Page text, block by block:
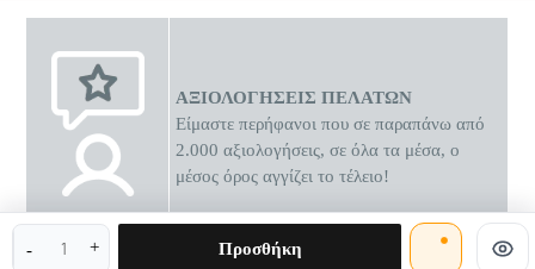
Προσθήκη
0 διαθέσιμες προσφορές
ΑΞΙΟΛΟΓΗΣΕΙΣ ΠΕΛΑΤΩΝ
Είμαστε περήφανοι που σε παραπάνω από
2.000 αξιολογήσεις, σε όλα τα μέσα, ο
μέσος όρος αγγίζει το τέλειο!